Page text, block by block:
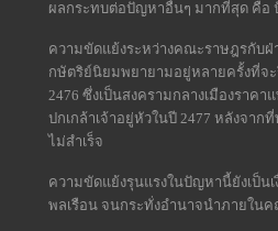
ผลกระทบต่อปัญหาอื่นๆ มากที่สุด คือ
ความขัดแย้งระหว่างคณะราษฎรกับ
กษัตริย์นิยมพยายามอยู่หลายครั้งที่จ
2476 ซึ่งเป็นสงครามกลางเมืองราค
ปกเกล้าเจ้าอยู่หัวในปี 2477 หลังจา
ไม่สำเร็จ
ความขัดแย้งรุนแรงในปัญหานี้ยังเป็
พลเรือน จนกระทั่งอำนาจนำภายใน